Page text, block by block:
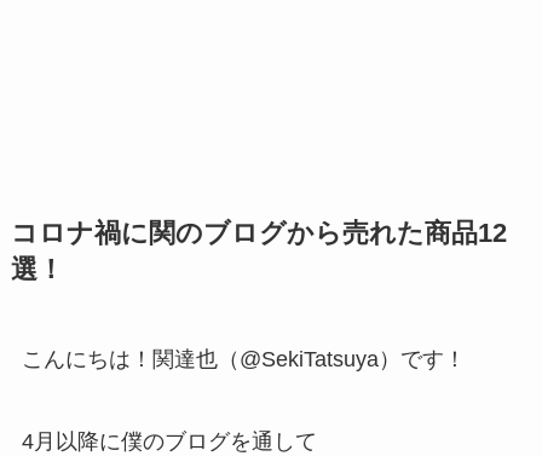
コロナ禍に関のブログから売れた商品12
選！
こんにちは！関達也（@SekiTatsuya）です！
4月以降に僕のブログを通して